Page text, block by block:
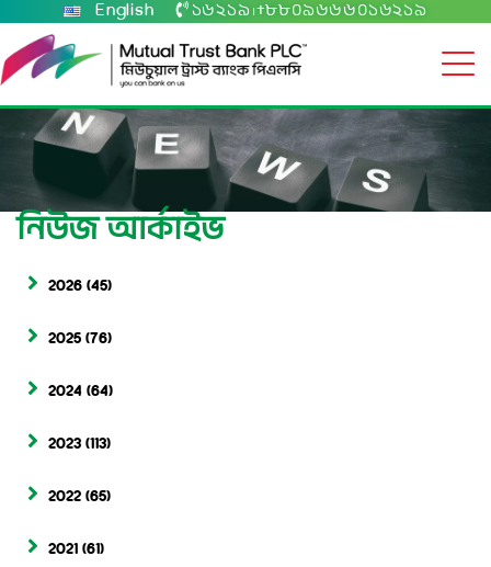
English ১৬২১৯ +৮৮০৯৬৬৬০১৬২১৯
নিউজ আর্কাইভ
2026 (45)
2025 (76)
2024 (64)
2023 (113)
2022 (65)
2021 (61)